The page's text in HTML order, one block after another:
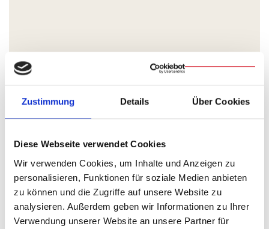
Zustimmung Details Über Cookies
Diese Webseite verwendet Cookies
Wir verwenden Cookies, um Inhalte und Anzeigen zu
personalisieren, Funktionen für soziale Medien anbieten
zu können und die Zugriffe auf unsere Website zu
analysieren. Außerdem geben wir Informationen zu Ihrer
Verwendung unserer Website an unsere Partner für
Konzelebranten waren Domvikar Andreas Albert und
Diakon Johannes Theisinger.